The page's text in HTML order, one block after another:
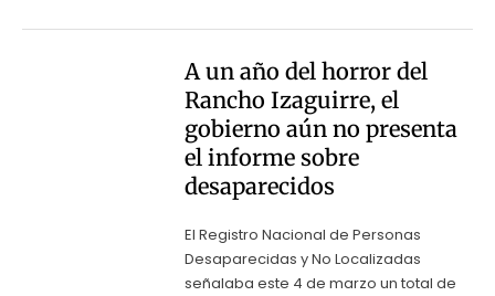
A un año del horror del
Rancho Izaguirre, el
gobierno aún no presenta
el informe sobre
desaparecidos
El Registro Nacional de Personas
Desaparecidas y No Localizadas
señalaba este 4 de marzo un total de